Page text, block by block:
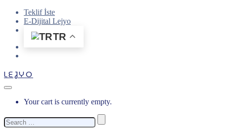
Teklif İste
E-Dijital Lejyo
TR
LEJYO
Your cart is currently empty.
Search
for: